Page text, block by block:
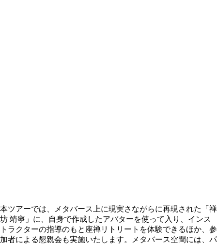
本ツアーでは、メタバース上に現実さながらに再現された「禅
坊 靖寧」に、自身で作成したアバターを使って入り、インス
トラクターの指導のもと座禅リトリートを体験できるほか、参
加者による懇親会も実施いたします。メタバース空間には、パ